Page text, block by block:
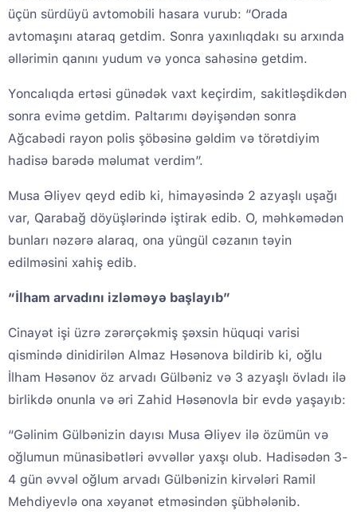
üçün sürdüyü avtomobili hasara vurub: “Orada
avtomaşını ataraq getdim. Sonra yaxınlıqdakı su arxında
əllərimin qanını yudum və yonca sahəsinə getdim.
Yoncalıqda ertəsi günədək vaxt keçirdim, sakitləşdikdən
sonra evimə getdim. Paltarımı dəyişəndən sonra
Ağcabədi rayon polis şöbəsinə gəldim və törətdiyim
hadisə barədə məlumat verdim”.
Musa Əliyev qeyd edib ki, himayəsində 2 azyaşlı uşağı
var, Qarabağ döyüşlərində iştirak edib. O, məhkəmədən
bunları nəzərə alaraq, ona yüngül cəzanın təyin
edilməsini xahiş edib.
“İlham arvadını izləməyə başlayıb”
Cinayət işi üzrə zərərçəkmiş şəxsin hüquqi varisi
qismində dinidirilən Almaz Həsənova bildirib ki, oğlu
İlham Həsənov öz arvadı Gülbəniz və 3 azyaşlı övladı ilə
birlikdə onunla və əri Zahid Həsənovla bir evdə yaşayıb:
“Gəlinim Gülbənizin dayısı Musa Əliyev ilə özümün və
oğlumun münasibətləri əvvəllər yaxşı olub. Hadisədən 3-
4 gün əvvəl oğlum arvadı Gülbənizin kirvələri Ramil
Mehdiyevlə ona xəyanət etməsindən şübhələnib.